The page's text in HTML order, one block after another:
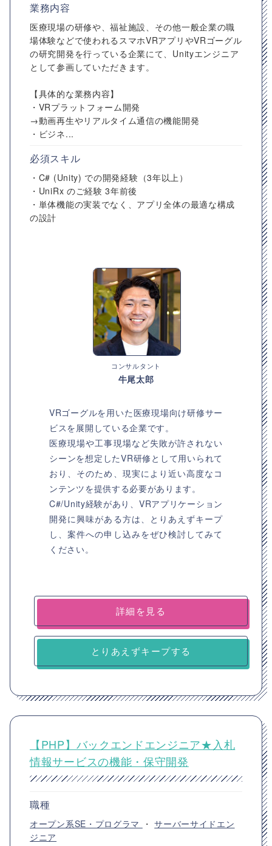
業務内容
医療現場の研修や、福祉施設、その他一般企業の職
場体験などで使われるスマホVRアプリやVRゴーグル
の研究開発を行っている企業にて、Unityエンジニア
として参画していただきます。
【具体的な業務内容】
・VRプラットフォーム開発
→動画再生やリアルタイム通信の機能開発
・ビジネ...
必須スキル
・C# (Unity) での開発経験（3年以上）
・UniRx のご経験 3年前後
・単体機能の実装でなく、アプリ全体の最適な構成
の設計
コンサルタント
牛尾太郎
VRゴーグルを用いた医療現場向け研修サー
ビスを展開している企業です。
医療現場や工事現場など失敗が許されない
シーンを想定したVR研修として用いられて
おり、そのため、現実により近い高度なコ
ンテンツを提供する必要があります。
C#/Unity経験があり、VRアプリケーション
開発に興味がある方は、とりあえずキープ
し、案件への申し込みをぜひ検討してみて
ください。
詳細を見る
とりあえずキープする
【PHP】バックエンドエンジニア★入札
情報サービスの機能・保守開発
職種
オープン系SE・プログラマ ・サーバーサイドエン
ジニア